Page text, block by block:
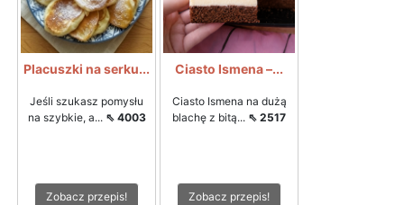
Placuszki na serku...
Jeśli szukasz pomysłu
na szybkie, a... ⇖ 4003
Zobacz przepis!
Ciasto Ismena –...
Ciasto Ismena na dużą
blachę z bitą... ⇖ 2517
Zobacz przepis!